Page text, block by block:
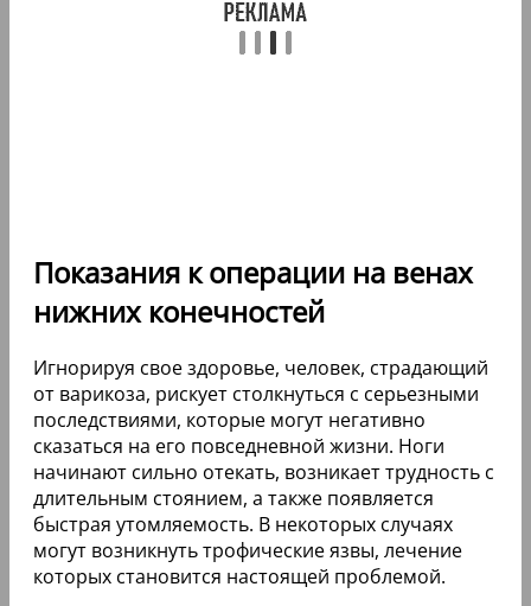
Показания к операции на венах
нижних конечностей
Игнорируя свое здоровье, человек, страдающий
от варикоза, рискует столкнуться с серьезными
последствиями, которые могут негативно
сказаться на его повседневной жизни. Ноги
начинают сильно отекать, возникает трудность с
длительным стоянием, а также появляется
быстрая утомляемость. В некоторых случаях
могут возникнуть трофические язвы, лечение
которых становится настоящей проблемой.